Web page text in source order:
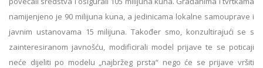
namijenjeno je 90 milijuna kuna, a jedinicama lokalne samouprave i
javnim ustanovama 15 milijuna. Također smo, konzultirajući se s
zainteresiranom javnošću, modificirali model prijave te se poticaji
neće dijeliti po modelu „najbržeg prsta“ nego će se prijave vršiti